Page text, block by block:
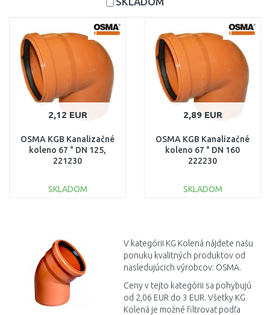
2,12 EUR
OSMA KGB Kanalizačné
koleno 67 ° DN 125,
221230
SKLADOM
2,89 EUR
OSMA KGB Kanalizačné
koleno 67 ° DN 160
222230
SKLADOM
V kategórii KG Kolená nájdete našu
ponuku kvalitných produktov od
nasledujúcich výrobcov: OSMA.
Ceny v tejto kategórii sa pohybujú
od 2,06 EUR do 3 EUR. Všetky KG
Kolená je možné filtrovať podľa